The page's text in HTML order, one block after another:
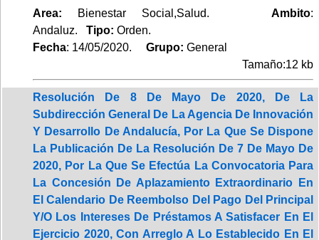
Area: Bienestar Social,Salud. Ambito:
Andaluz. Tipo: Orden.
Fecha: 14/05/2020. Grupo: General
Tamaño:12 kb
Resolución De 8 De Mayo De 2020, De La
Subdirección General De La Agencia De Innovación
Y Desarrollo De Andalucía, Por La Que Se Dispone
La Publicación De La Resolución De 7 De Mayo De
2020, Por La Que Se Efectúa La Convocatoria Para
La Concesión De Aplazamiento Extraordinario En
El Calendario De Reembolso Del Pago Del Principal
Y/O Los Intereses De Préstamos A Satisfacer En El
Ejercicio 2020, Con Arreglo A Lo Establecido En El